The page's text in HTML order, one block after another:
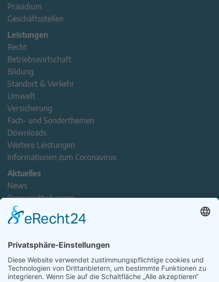
Präsidium
Geschäftsstellen
Leistungen
Recht
Betriebswirtschaft
Bildung
Standort & Verkehr
Umwelt
Versicherung
Fach- und Sonderthemen
Downloads
Weitere Leistungen
Informationen zum Coronavirus
Aktuelles
News
Pressemitteilungen
Newsletter
Handel(n) im Norden – Mitgliederjournal
Verband erleben
Der Tag des Norddeutschen Handels
Jetzt Mitarbeitende nominieren – Personal Award 2026